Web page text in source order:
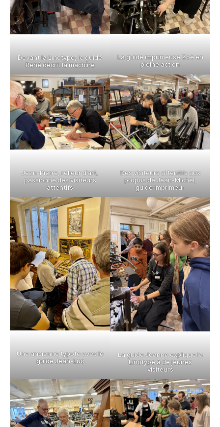
Devant la Linotype, le guide
René décrit la machine
La guide imprimeuse Zoé en
pleine action
Jean-Pierre, relieur d’art,
passionne des visiteurs
attentifs
Des visiteurs attentifs aux
propos de Jean-Michel,
guide imprimeur
Une ancienne typote avec le
guide Jean-Luc
La guide Joanne explique la
Linotype à de jeunes
visiteurs